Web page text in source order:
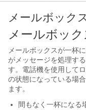
メールボック
メールボッ
メールボックスが一杯
がメッセージを処理す
す。電話機を使用して
の状態になっている場
ます。
間もなく一杯になる